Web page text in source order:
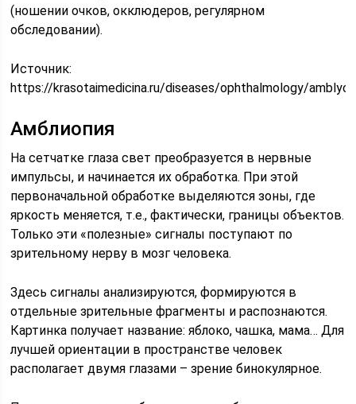
(ношении очков, окклюдеров, регулярном
обследовании).
Источник:
https://krasotaimedicina.ru/diseases/ophthalmology/
Амблиопия
На сетчатке глаза свет преобразуется в нервные
импульсы, и начинается их обработка. При этой
первоначальной обработке выделяются зоны, где
яркость меняется, т.е., фактически, границы объектов.
Только эти «полезные» сигналы поступают по
зрительному нерву в мозг человека.
Здесь сигналы анализируются, формируются в
отдельные зрительные фрагменты и распознаются.
Картинка получает название: яблоко, чашка, мама… Для
лучшей ориентации в пространстве человек
располагает двумя глазами – зрение бинокулярное.